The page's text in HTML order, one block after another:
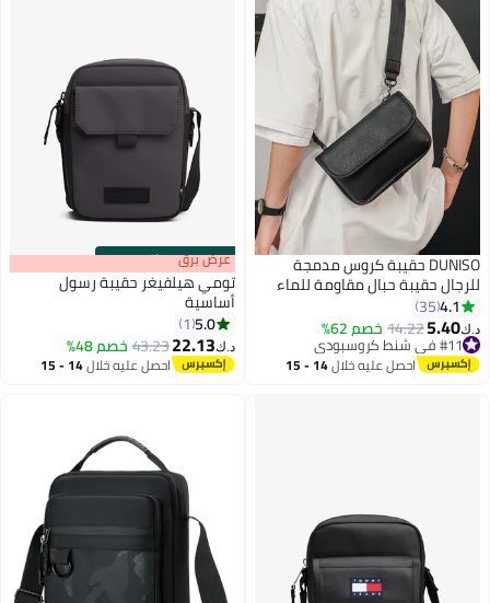
2
DUNISO حقيبة كروس مدمجة
للرجال حقيبة حبال مقاومة للماء
متعددة الأغراض حقيبة صدر على
الجسم حقيبة كتف للسفر والمشي
لمسافات طويلة حقيبة محفظة
ريترو مع حزام قابل للفصل
4.1
35
د.ك‏5.40
14.22خصم 62%
#11 في شنط كروسبودي
#11 في شنط كروسبودي احصل عليه خلال 14 - 15
00m:00s
·باقي 100% عرض برق
تومي هيلفيغر حقيبة رسول
أساسية
5.0
1
د.ك‏22.13
43.23خصم 48%
احصل عليه خلال 14 - 15